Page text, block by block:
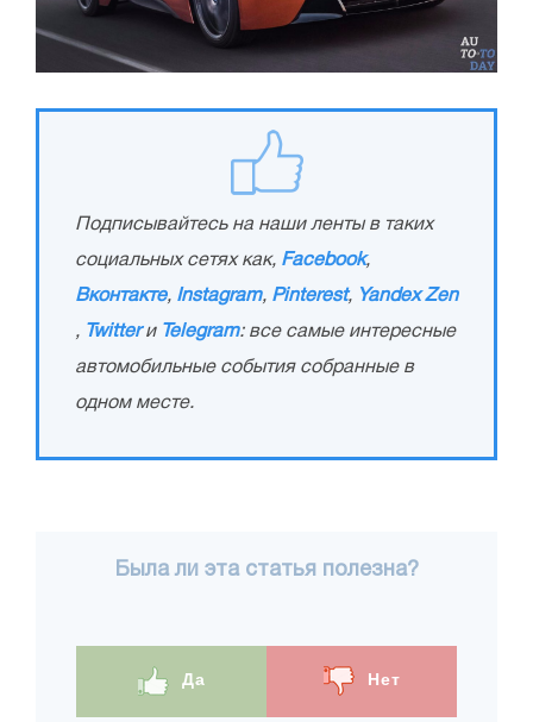
Подписывайтесь на наши ленты в таких
социальных сетях как, Facebook,
Вконтакте, Instagram, Pinterest, Yandex Zen
, Twitterи Telegram: все самые интересные
автомобильные события собранные в
одном месте.
Была ли эта статья полезна?
Да Нет